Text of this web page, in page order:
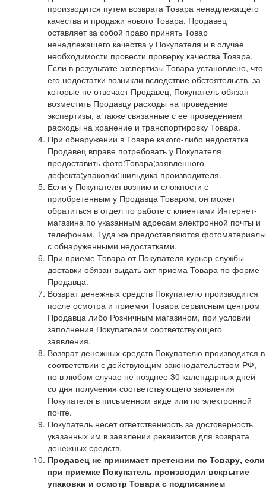
производится путем возврата Товара ненадлежащего
качества и продажи нового Товара. Продавец
оставляет за собой право принять Товар
ненадлежащего качества у Покупателя и в случае
необходимости провести проверку качества Товара.
Если в результате экспертизы Товара установлено, что
его недостатки возникли вследствие обстоятельств, за
которые не отвечает Продавец, Покупатель обязан
возместить Продавцу расходы на проведение
экспертизы, а также связанные с ее проведением
расходы на хранение и транспортировку Товара.
При обнаружении в Товаре какого-либо недостатка
Продавец вправе потребовать у Покупателя
предоставить фото:Товара;заявленного
дефекта;упаковки;шильдика производителя.
Если у Покупателя возникли сложности с
приобретенным у Продавца Товаром, он может
обратиться в отдел по работе с клиентами Интернет-
магазина по указанным адресам электронной почты и
телефонам. Туда же предоставляются фотоматериалы
с обнаруженными недостатками.
При приеме Товара от Покупателя курьер службы
доставки обязан выдать акт приема Товара по форме
Продавца.
Возврат денежных средств Покупателю производится
после осмотра и приемки Товара сервисным центром
Продавца либо Розничным магазином, при условии
заполнения Покупателем соответствующего
заявления.
Возврат денежных средств Покупателю производится в
соответствии с действующим законодательством РФ,
но в любом случае не позднее 30 календарных дней
со дня получения соответствующего заявления
Покупателя в письменном виде или по электронной
почте.
Покупатель несет ответственность за достоверность
указанных им в заявлении реквизитов для возврата
денежных средств.
Продавец не принимает претензии по Товару, если
при приемке Покупатель производил вскрытие
упаковки и осмотр Товара с подписанием